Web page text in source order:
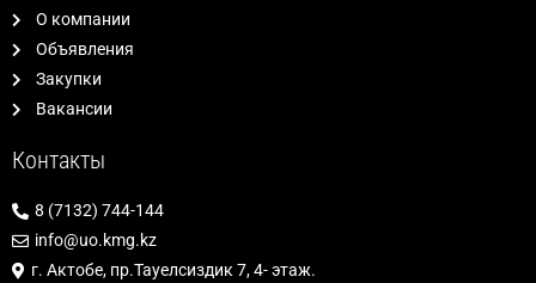
О компании
Объявления
Закупки
Вакансии
Контакты
8 (7132) 744-144
info@uo.kmg.kz
г. Актобе, пр.Тауелсиздик 7, 4- этаж.